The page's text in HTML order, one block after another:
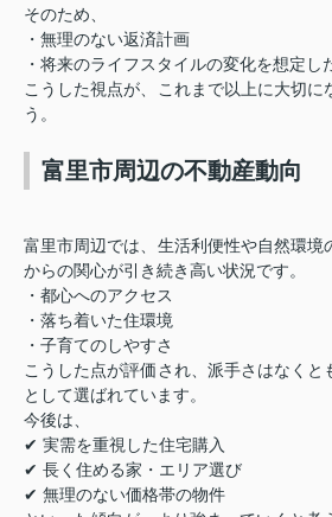
そのため、
・無理のない返済計画
・将来のライフスタイルの変化を想定し
こうした視点が、これまで以上に大切に
う。
富里市周辺の不動産動向
富里市周辺では、生活利便性や自然環境
からの関心が引き続き高い状況です。
・都心へのアクセス
・落ち着いた住環境
・子育てのしやすさ
こうした点が評価され、派手さはなくと
として選ばれています。
今後は、
✔ 実需を重視した住宅購入
✔ 長く住める家・エリア選び
✔ 無理のない価格帯の物件